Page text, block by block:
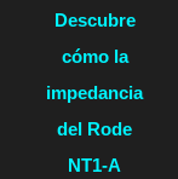
Descubre
cómo la
impedancia
del Rode
NT1-A